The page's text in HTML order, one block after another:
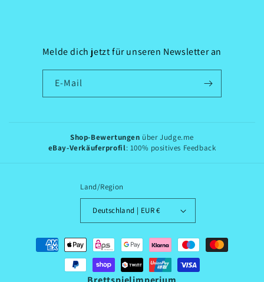
Melde dich jetzt für unseren Newsletter an
E-Mail
Shop-Bewertungen über Judge.me
eBay-Verkäuferprofil: 100% positives Feedback
Land/Region
Deutschland | EUR €
Zahlungsmethoden